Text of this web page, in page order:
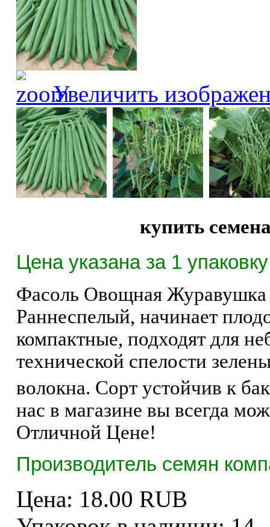
Увеличить
купить
Цена указана за 1
Фасоль Овощная Журавушка
Раннеспелый, начинает
компактные, подходят для
технической спелости
волокна. Сорт устойчив к
нас в магазине вы всегда
Отличной Цене!
Производитель семян
Цена: 18.00 RUB